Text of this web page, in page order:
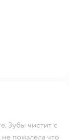
Зубы чистит с
пожалела что